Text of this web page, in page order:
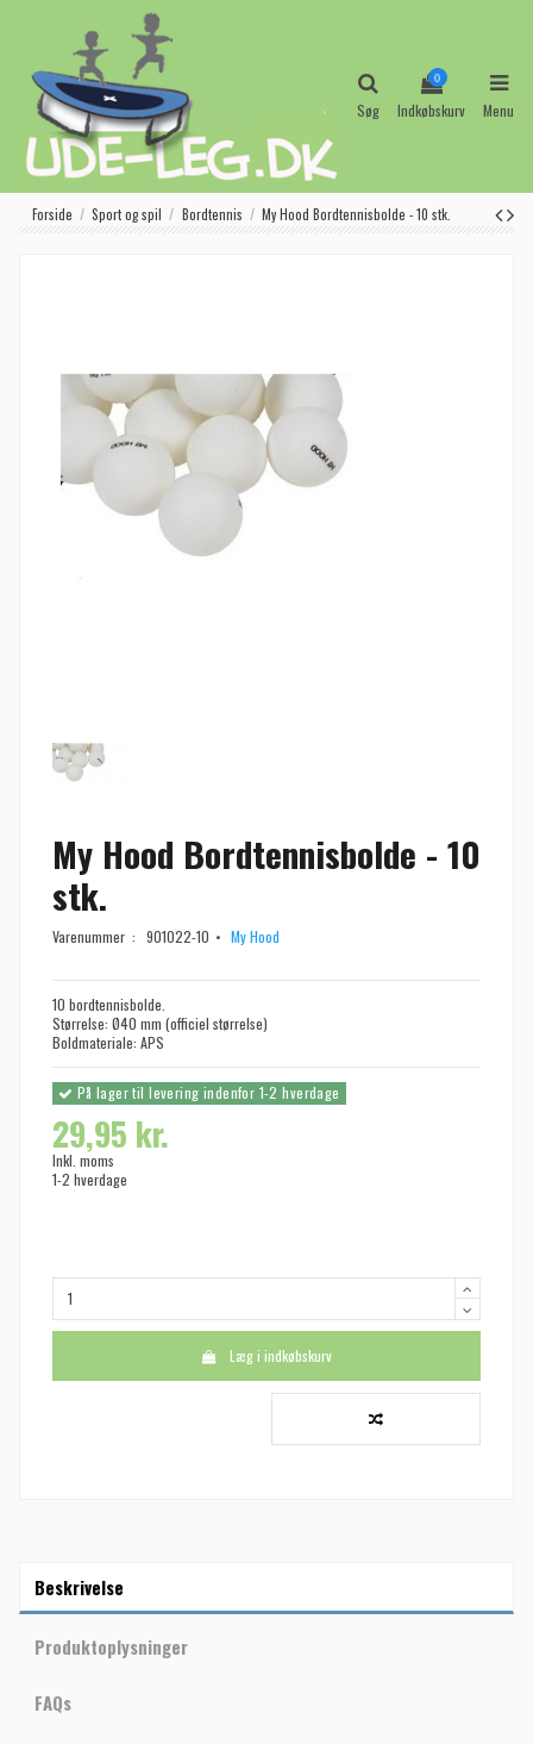
Søg
0
Indkøbskurv Menu
Forside Sport og spil Bordtennis My Hood Bordtennisbolde - 10 stk.
My Hood Bordtennisbolde - 10
stk.
Varenummer : 901022-10 My Hood
10 bordtennisbolde.
Størrelse: Ø40 mm (officiel størrelse)
Boldmateriale: APS
På lager til levering indenfor 1-2 hverdage
29,95 kr.
Inkl. moms
1-2 hverdage
Læg i indkøbskurv
Beskrivelse
Produktoplysninger
FAQs